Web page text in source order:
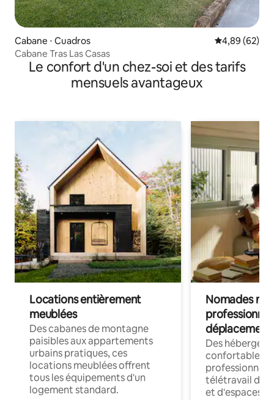
Cabane ⋅ Cuadros Évaluation
4,89 (62)
Cabane Tras Las Casas
Le confort d'un chez-soi et des tarifs
mensuels avantageux
Locations entièrement
meublées
Des cabanes de montagne
paisibles aux appartements
urbains pratiques, ces
locations meublées offrent
tous les équipements d'un
logement standard.
Nomades
déplacement
Des
confortables
professionnels
télétravail
et d'espaces